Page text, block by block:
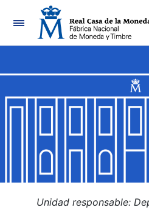
Navegación
Mostrar/Ocultar
Mostrar/Ocultar
Mostrar/Ocultar
Unidad responsable: